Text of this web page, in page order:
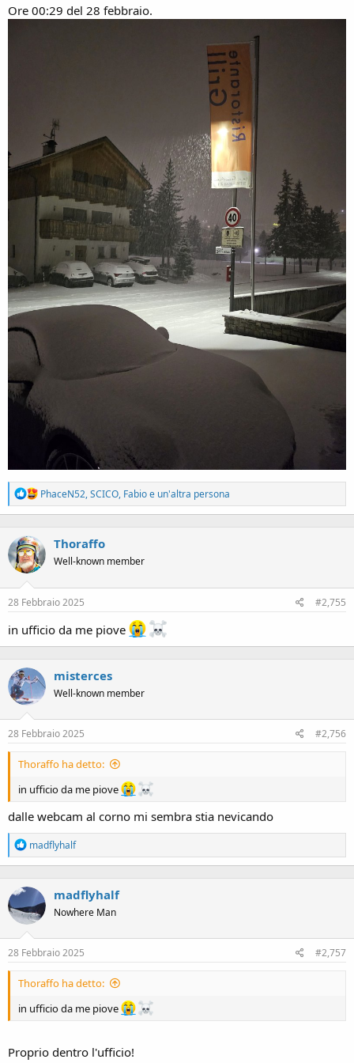
Ore 00:29 del 28 febbraio.
R
e
a
t
i
o
:
PhaceN52,SCICO, Fabioe un'altra persona
Thoraffo
Well-known member
28 Febbraio 2025 #2,755
in ufficio da me piove
misterces
Well-known member
28 Febbraio 2025 #2,756
Thoraffo ha detto:
in ufficio da me piove
dalle webcam al corno mi sembra stia nevicando
R
e
a
i
o
n
:
madflyhalf
madflyhalf
Nowhere Man
28 Febbraio 2025 #2,757
Thoraffo ha detto:
in ufficio da me piove
Proprio dentro l'ufficio!